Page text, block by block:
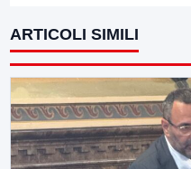
ARTICOLI SIMILI